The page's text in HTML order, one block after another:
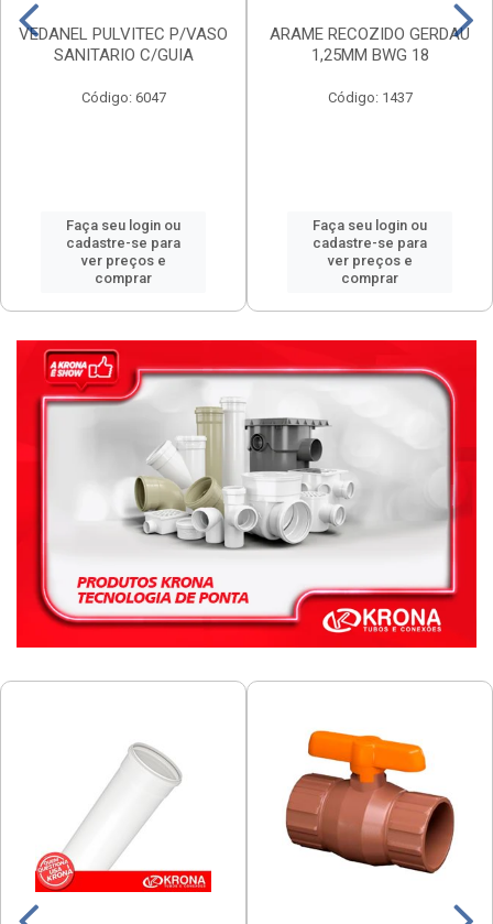
VEDANEL PULVITEC P/VASO
SANITARIO C/GUIA
Código: 6047
Faça seu login ou
cadastre-se para
ver preços e
comprar
ARAME RECOZIDO GERDAU
1,25MM BWG 18
Código: 1437
Faça seu login ou
cadastre-se para
ver preços e
comprar